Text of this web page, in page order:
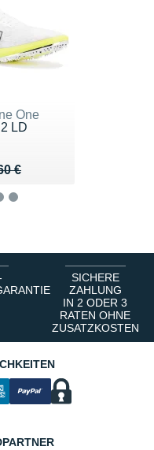
One
LD
€
160 €
€
SICHERE
ZAHLUNG
IN 2 ODER 3
RATEN OHNE
ZUSATZKOSTEN